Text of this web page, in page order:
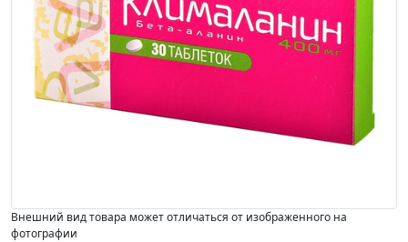
Внешний вид товара может отличаться от изображенного на
фотографии